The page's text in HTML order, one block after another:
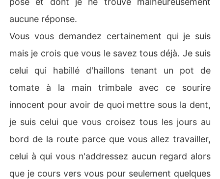
aucune réponse.
Vous vous demandez certainement qui je suis
mais je crois que vous le savez tous déjà. Je suis
celui qui habillé d'haillons tenant un pot de
tomate à la main trimbale avec ce sourire
innocent pour avoir de quoi mettre sous la dent,
je suis celui que vous croisez tous les jours au
bord de la route parce que vous allez travailler,
celui à qui vous n'addressez aucun regard alors
que je cours vers vous pour seulement quelques